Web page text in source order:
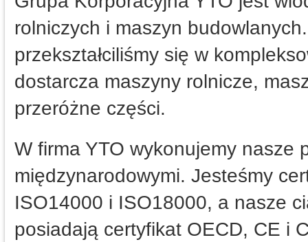
rolniczych i maszyn
przekształciliśmy się w
dostarcza maszyny rolnicze,
przeróżne części.
W firma YTO wykonujemy nasze
międzynarodowymi. Jesteśmy
ISO14000 i ISO18000, a nasze
posiadają certyfikat OECD, CE i